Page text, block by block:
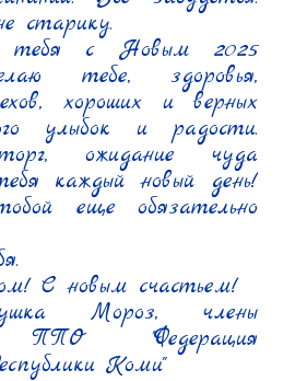
старику.
тебя с Новым 2025
тебе, здоровья,
хороших и верных
улыбок и радости.
ожидание чуда
каждый новый день!
еще обязательно
С новым счастьем!
Мороз, члены
ППО "Федерация
Коми"